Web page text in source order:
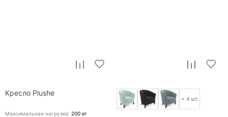
Кресло Plushe
Максимальная нагрузка: 200 кг
+ 4 шт.